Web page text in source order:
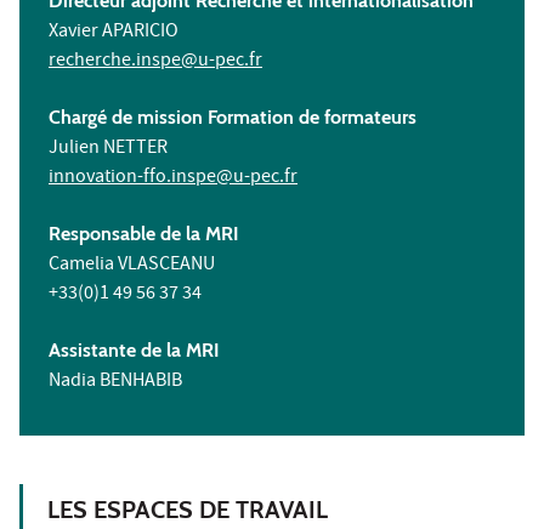
Xavier APARICIO
recherche.inspe@u-pec.fr
Chargé de mission Formation de formateurs
Julien NETTER
innovation-ffo.inspe@u-pec.fr
Responsable de la MRI
Camelia VLASCEANU
+33(0)1 49 56 37 34
Assistante de la MRI
Nadia BENHABIB
LES ESPACES DE TRAVAIL